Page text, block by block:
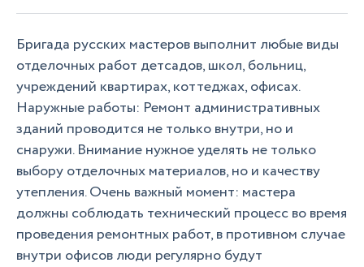
Бригада русских мастеров выполнит любые виды
отделочных работ детсадов, школ, больниц,
учреждений квартирах, коттеджах, офисах.
Наружные работы: Ремонт административных
зданий проводится не только внутри, но и
снаружи. Внимание нужное уделять не только
выбору отделочных материалов, но и качеству
утепления. Очень важный момент: мастера
должны соблюдать технический процесс во время
проведения ремонтных работ, в противном случае
внутри офисов люди регулярно будут